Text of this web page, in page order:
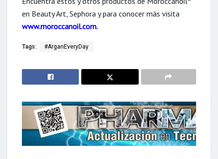
en Beauty Art, Sephora y para conocer más visita
www.moroccanoil.com.
Tags: #ArganEveryDay